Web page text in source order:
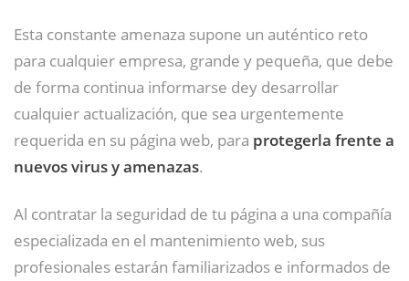
Esta constante amenaza supone un auténtico reto
para cualquier empresa, grande y pequeña, que debe
de forma continua informarse dey desarrollar
cualquier actualización, que sea urgentemente
requerida en su página web, para protegerla frente a
nuevos virus y amenazas.
Al contratar la seguridad de tu página a una compañía
especializada en el mantenimiento web, sus
profesionales estarán familiarizados e informados de